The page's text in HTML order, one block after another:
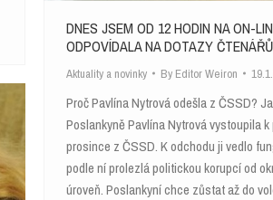
DNES JSEM OD 12 HODIN NA ON-
ODPOVÍDALA NA DOTAZY ČTENÁŘŮ
Aktuality a novinky By Editor Weiron
Proč Pavlína Nytrová odešla z ČSSD?
Poslankyně Pavlína Nytrová vystoupila
prosince z ČSSD. K odchodu ji vedlo
podle ní prolezlá politickou korupcí od
úroveň. Poslankyní chce zůstat až do